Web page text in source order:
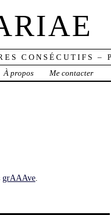
CONSÉCUTIFS –
À propos Me contacter
grAAAve.